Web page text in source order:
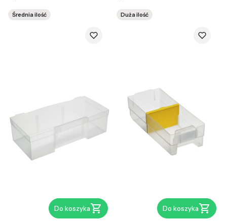
Średnia ilość Duża ilość
Do koszyka Do koszyka